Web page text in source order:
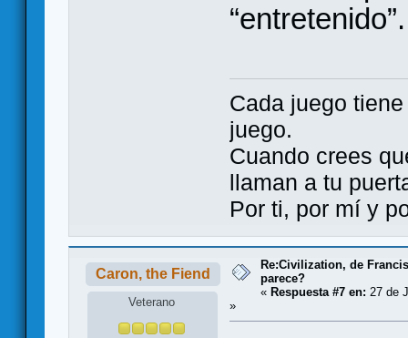
“entretenido”.
Cada juego
juego.
Cuando crees
llaman a tu
Por ti, por mí y
Caron, the Fiend
Veterano
Re:Civilization, de
parece?
« Respuesta #7 en: 27 de
»